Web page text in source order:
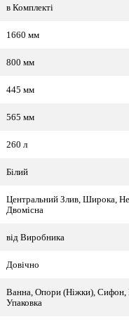
в Комплекті
1660 мм
800 мм
445 мм
565 мм
260 л
Білий
Центральний Злив, Широка,
Двомісна
від Виробника
Довічно
Ванна, Опори (Ніжки), Сифон,
Упаковка